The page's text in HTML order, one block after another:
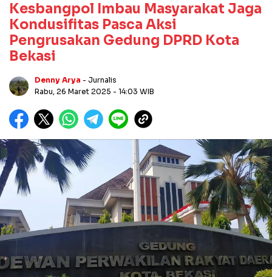
Kesbangpol Imbau Masyarakat Jaga
Kondusifitas Pasca Aksi
Pengrusakan Gedung DPRD Kota
Bekasi
Denny Arya - Jurnalis
Rabu, 26 Maret 2025 - 14:03 WIB